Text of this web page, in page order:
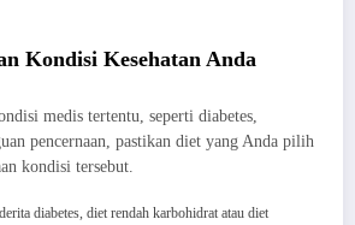
Kondisi Kesehatan Anda
medis tertentu, seperti diabetes,
pencernaan, pastikan diet yang Anda pilih
kondisi tersebut.
diabetes, diet rendah karbohidrat atau diet